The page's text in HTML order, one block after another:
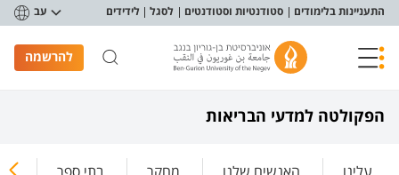
תפריט נגישות
התעניינות בלימודים סטודנטיות וסטודנטים לסגל לידידים עב
להרשמה
הפקולטה למדעי הבריאות